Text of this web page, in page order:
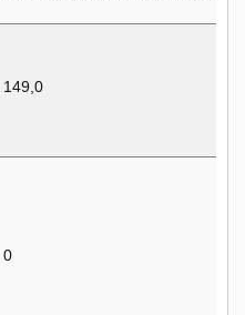
149,0
0